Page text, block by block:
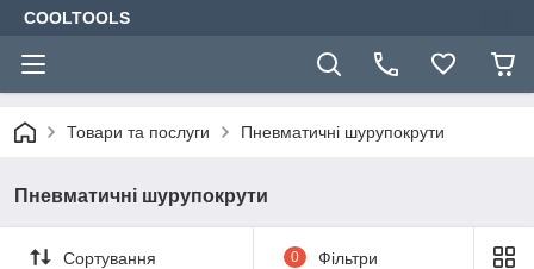
COOLTOOLS
Товари та послуги Пневматичні шурупокрути
Пневматичні шурупокрути
Сортування 0 Фільтри